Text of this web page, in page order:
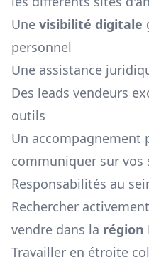
Une visibilité digitale
personnel
Une assistance
Des leads vendeurs
outils
Un accompagnement
communiquer sur
Responsabilités au
Rechercher
vendre dans la région
Travailler en étroite